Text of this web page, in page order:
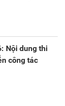
Nội dung thi
công tác